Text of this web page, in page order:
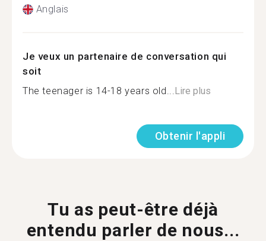
Anglais
Je veux un partenaire de conversation qui
soit
The teenager is 14-18 years old...Lire plus
Obtenir l'appli
Tu as peut-être déjà
entendu parler de nous...